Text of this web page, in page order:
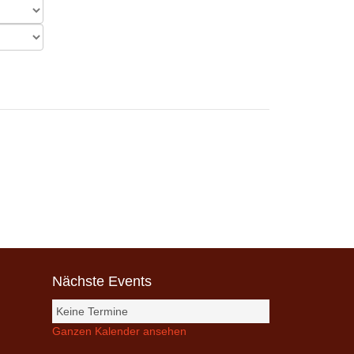
Nächste Events
Keine Termine
Ganzen Kalender ansehen